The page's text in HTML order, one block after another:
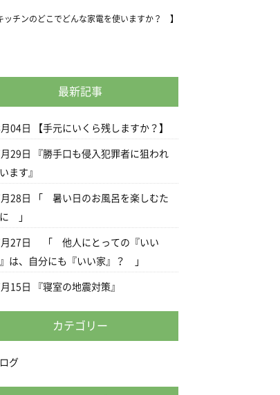
ッチンのどこでどんな家電を使いますか？ 】
最新記事
04日 【手元にいくら残しますか？】
29日
『勝手口も侵入犯罪者に狙われ
ます』
28日
「 暑い日のお風呂を楽しむた
に 」
27日
「 他人にとっての『いい
は、自分にも『いい家』？ 」
15日 『寝室の地震対策』
カテゴリー
グ